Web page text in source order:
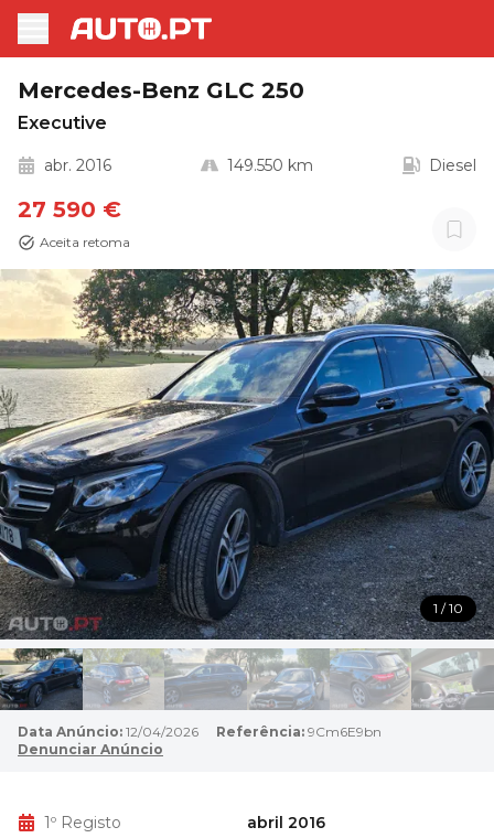
Mercedes-Benz GLC 250
Executive
abr. 2016 149.550 km Diesel
27 590 €
Aceita retoma
1 / 10
Data Anúncio: 12/04/2026 Referência: 9Cm6E9bn
Denunciar Anúncio
1º Registo abril 2016